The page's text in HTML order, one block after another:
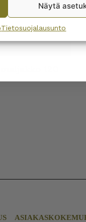
Näytä
Tietosuojalausunto
consent to receiving
you have read and